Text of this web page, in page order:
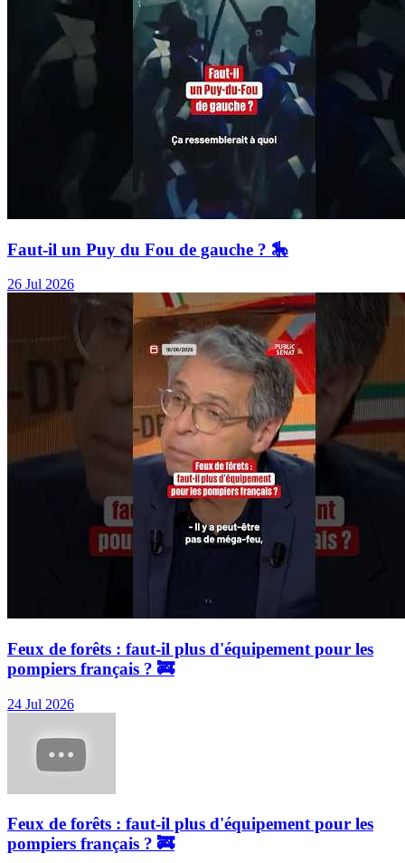
Faut-il un Puy du Fou de gauche ? 🎠
26 Jul 2026
Feux de forêts : faut-il plus d'équipement pour les
pompiers français ? 🚒
24 Jul 2026
Feux de forêts : faut-il plus d'équipement pour les
pompiers français ? 🚒